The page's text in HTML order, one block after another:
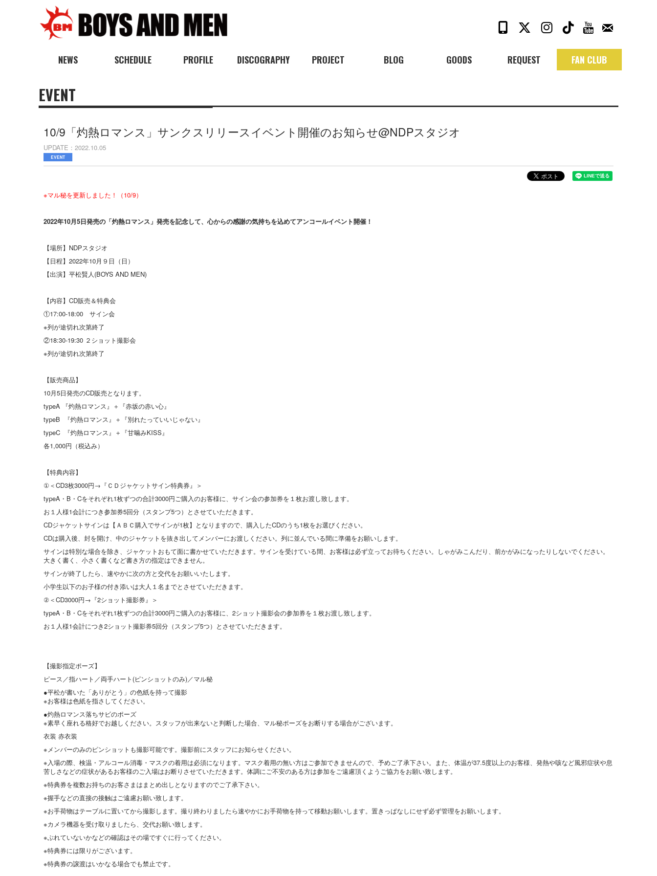
NEWS SCHEDULE PROFILE DISCOGRAPHY PROJECT BLOG GOODS REQUEST FAN CLUB
EVENT
10/9「灼熱ロマンス」サンクスリリースイベント開催のお知らせ@NDPスタジオ
UPDATE 2022.10.05
EVENT
※マル秘を更新しました！（10/9）
2022年10月5日発売の「灼熱ロマンス」発売を記念して、心からの感謝の気持ちを込めてアンコールイベント開催！
【場所】NDPスタジオ
【日程】2022年10月９日（日）
【出演】平松賢人(BOYS AND MEN)
【内容】CD販売＆特典会
①17:00-18:00 サイン会
※列が途切れ次第終了
②18:30-19:30 ２ショット撮影会
※列が途切れ次第終了
【販売商品】
10月5日発売のCD販売となります。
typeA 『灼熱ロマンス』＋『赤坂の赤い心』
typeB 『灼熱ロマンス』＋『別れたっていいじゃない』
typeC 『灼熱ロマンス』＋『甘噛みKISS』
各1,000円（税込み）
【特典内容】
①＜CD3枚3000円→『ＣＤジャケットサイン特典券』＞
typeA・B・Cをそれぞれ1枚ずつの合計3000円ご購入のお客様に、サイン会の参加券を１枚お渡し致します。
お１人様1会計につき参加券5回分（スタンプ5つ）とさせていただきます。
CDジャケットサインは【ＡＢＣ購入でサインが1枚】となりますので、購入したCDのうち1枚をお選びください。
CDは購入後、封を開け、中のジャケットを抜き出してメンバーにお渡しください。列に並んでいる間に準備をお願いします。
サインは特別な場合を除き、ジャケットおもて面に書かせていただきます。サインを受けている間、お客様は必ず立ってお待ちください。しゃがみこんだり、前かがみになったりしないでください。
大きく書く、小さく書くなど書き方の指定はできません。
サインが終了したら、速やかに次の方と交代をお願いいたします。
小学生以下のお子様の付き添いは大人１名までとさせていただきます。
②＜CD3000円→『2ショット撮影券』＞
typeA・B・Cをそれぞれ1枚ずつの合計3000円ご購入のお客様に、2ショット撮影会の参加券を１枚お渡し致します。
お１人様1会計につき2ショット撮影券5回分（スタンプ5つ）とさせていただきます。
【撮影指定ポーズ】
ピース／指ハート／両手ハート(ピンショットのみ)／マル秘
●平松が書いた「ありがとう」の色紙を持って撮影
※お客様は色紙を指さしてください。
●灼熱ロマンス落ちサビのポーズ
※素早く座れる格好でお越しください。スタッフが出来ないと判断した場合、マル秘ポーズをお断りする場合がございます。
衣装 赤衣装
※メンバーのみのピンショットも撮影可能です。撮影前にスタッフにお知らせください。
※入場の際、検温・アルコール消毒・マスクの着用は必須になります。マスク着用の無い方はご参加できませんので、予めご了承下さい。また、体温が37.5度以上のお客様、発熱や咳など風邪症状や息
苦しさなどの症状があるお客様のご入場はお断りさせていただきます。体調にご不安のある方は参加をご遠慮頂くようご協力をお願い致します。
※特典券を複数お持ちのお客さまはまとめ出しとなりますのでご了承下さい。
※握手などの直接の接触はご遠慮お願い致します。
※お手荷物はテーブルに置いてから撮影します。撮り終わりましたら速やかにお手荷物を持って移動お願いします。置きっぱなしにせず必ず管理をお願いします。
※カメラ機器を受け取りましたら、交代お願い致します。
※ぶれていないかなどの確認はその場ですぐに行ってください。
※特典券には限りがございます。
※特典券の譲渡はいかなる場合でも禁止です。